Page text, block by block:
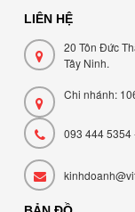
LIÊN HỆ
20 Tôn Đức
Tây Ninh.
Chi nhánh:
093 444 5354